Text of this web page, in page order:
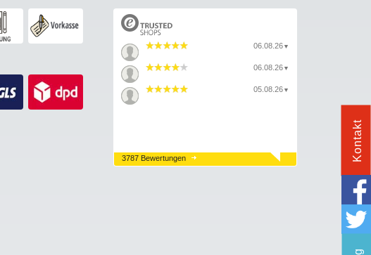
06.08.26 ▼
06.08.26 ▼
05.08.26 ▼
3787 Bewertungen Kontakt